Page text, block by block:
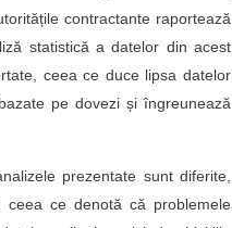
contractante raportează
statistică a datelor din acest
ceea ce duce lipsa datelor
pe dovezi și îngreunează
prezentate sunt diferite,
ceea ce denotă că problemele